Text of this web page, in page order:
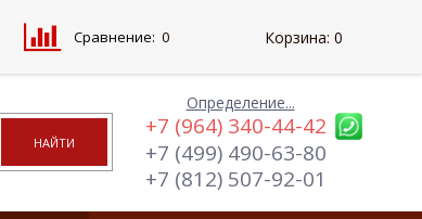
Определение...
+7 (964) 340-44-42
+7 (499) 490-63-80
+7 (812) 507-92-01
Сравнение: 0 Корзина: 0